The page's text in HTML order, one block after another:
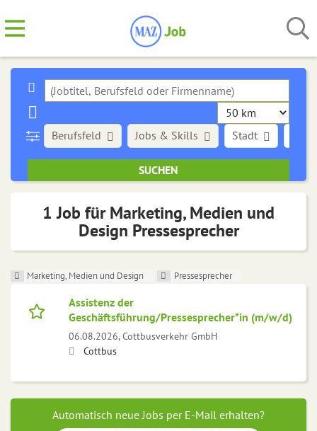
Stadt
Berufsfeld Jobs & Skills
1 Job für Marketing, Medien und
Design Pressesprecher
Marketing, Medien und Design Pressesprecher
Assistenz der
Geschäftsführung/Pressesprecher*in (m/w/d)
06.08.2026,Cottbusverkehr GmbH
Cottbus
Automatisch neue Jobs per E-Mail erhalten?